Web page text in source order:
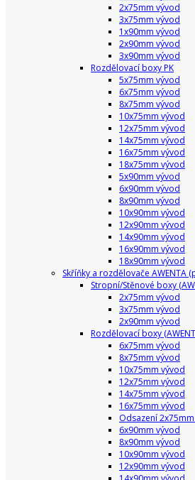
2x75mm vývod
3x75mm vývod
1x90mm vývod
2x90mm vývod
3x90mm vývod
Rozdělovací boxy PK
5x75mm vývod
6x75mm vývod
8x75mm vývod
10x75mm vývod
12x75mm vývod
14x75mm vývod
16x75mm vývod
18x75mm vývod
5x90mm vývod
6x90mm vývod
8x90mm vývod
10x90mm vývod
12x90mm vývod
14x90mm vývod
16x90mm vývod
18x90mm vývod
Skříňky a rozdělovače AWENTA
Stropní/Stěnové boxy
2x75mm vývod
3x75mm vývod
2x90mm vývod
Rozdělovací boxy
6x75mm vývod
8x75mm vývod
10x75mm vývod
12x75mm vývod
14x75mm vývod
16x75mm vývod
Odsazení
6x90mm vývod
8x90mm vývod
10x90mm vývod
12x90mm vývod